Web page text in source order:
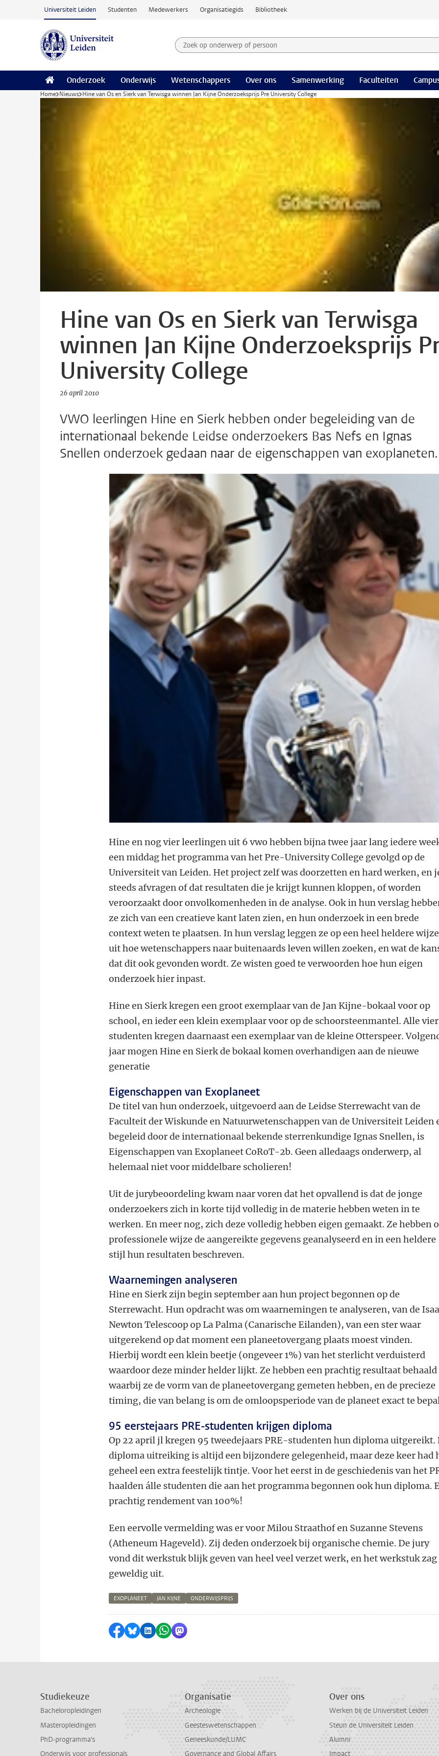
Ga naar hoofdinhoud
Universiteit Leiden Studenten Medewerkers Organisatiegids Bibliotheek
Zoek op onderwerp of persoon en selecteer categorie
Zoekterm
Onderzoek Onderwijs Wetenschappers Over ons Samenwerking Faculteiten
Home Nieuws Hine van Os en Sierk van Terwisga winnen Jan Kijne Onderzoeksprijs Pre University College
Hine van Os en Sierk van Terwisga
winnen Jan Kijne Onderzoeksprijs
University College
26 april 2010
VWO leerlingen Hine en Sierk hebben onder begeleiding van de
internationaal bekende Leidse onderzoekers Bas Nefs en Ignas
Snellen onderzoek gedaan naar de eigenschappen van exoplaneten.
Hine en nog vier leerlingen uit 6 vwo hebben bijna twee jaar lang iedere
een middag het programma van het Pre-University College gevolgd op de
Universiteit van Leiden. Het project zelf was doorzetten en hard werken, en
steeds afvragen of dat resultaten die je krijgt kunnen kloppen, of worden
veroorzaakt door onvolkomenheden in de analyse. Ook in hun verslag
ze zich van een creatieve kant laten zien, en hun onderzoek in een brede
context weten te plaatsen. In hun verslag leggen ze op een heel heldere wijze
uit hoe wetenschappers naar buitenaards leven willen zoeken, en wat de
dat dit ook gevonden wordt. Ze wisten goed te verwoorden hoe hun eigen
onderzoek hier inpast.
Hine en Sierk kregen een groot exemplaar van de Jan Kijne-bokaal voor op
school, en ieder een klein exemplaar voor op de schoorsteenmantel. Alle
studenten kregen daarnaast een exemplaar van de kleine Otterspeer.
jaar mogen Hine en Sierk de bokaal komen overhandigen aan de nieuwe
generatie
Eigenschappen van Exoplaneet
De titel van hun onderzoek, uitgevoerd aan de Leidse Sterrewacht van de
Faculteit der Wiskunde en Natuurwetenschappen van de Universiteit Leiden
begeleid door de internationaal bekende sterrenkundige Ignas Snellen, is
Eigenschappen van Exoplaneet CoRoT-2b. Geen alledaags onderwerp, al
helemaal niet voor middelbare scholieren!
Uit de jurybeoordeling kwam naar voren dat het opvallend is dat de jonge
onderzoekers zich in korte tijd volledig in de materie hebben weten in te
werken. En meer nog, zich deze volledig hebben eigen gemaakt. Ze hebben
professionele wijze de aangereikte gegevens geanalyseerd en in een heldere
stijl hun resultaten beschreven.
Waarnemingen analyseren
Hine en Sierk zijn begin september aan hun project begonnen op de
Sterrewacht. Hun opdracht was om waarnemingen te analyseren, van de
Newton Telescoop op La Palma (Canarische Eilanden), van een ster waar
uitgerekend op dat moment een planeetovergang plaats moest vinden.
Hierbij wordt een klein beetje (ongeveer 1%) van het sterlicht verduisterd
waardoor deze minder helder lijkt. Ze hebben een prachtig resultaat behaald
waarbij ze de vorm van de planeetovergang gemeten hebben, en de precieze
timing, die van belang is om de omloopsperiode van de planeet exact te
95 eerstejaars PRE-studenten krijgen diploma
Op 22 april jl kregen 95 tweedejaars PRE-studenten hun diploma uitgereikt.
diploma uitreiking is altijd een bijzondere gelegenheid, maar deze keer had
geheel een extra feestelijk tintje. Voor het eerst in de geschiedenis van het
haalden álle studenten die aan het programma begonnen ook hun diploma.
prachtig rendement van 100%!
Een eervolle vermelding was er voor Milou Straathof en Suzanne Stevens
(Atheneum Hageveld). Zij deden onderzoek bij organische chemie. De jury
vond dit werkstuk blijk geven van heel veel verzet werk, en het werkstuk zag
geweldig uit.
EXOPLANEET JAN KIJNE ONDERWIJSPRIJS
Delen op Facebook
Delen via Bluesky
Delen op LinkedIn
Delen via WhatsApp
Delen via Mastodon
Studiekeuze
Bacheloropleidingen
Masteropleidingen
PhD-programma's
Onderwijs voor professionals
Organisatie
Archeologie
Geesteswetenschappen
Geneeskunde/LUMC
Governance and Global Affairs
Over ons
Werken bij de Universiteit Leiden
Steun de Universiteit Leiden
Alumni
Impact